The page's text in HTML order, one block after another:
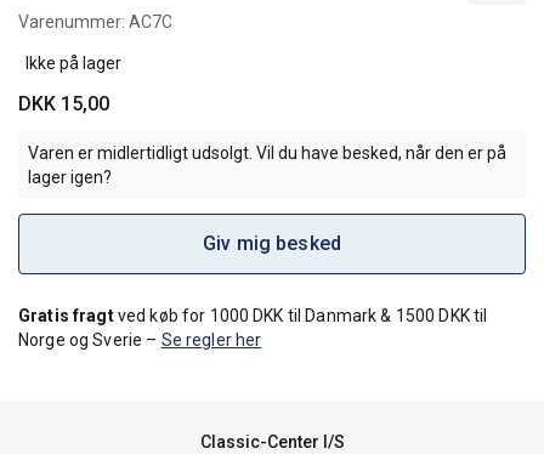
Varenummer: AC7C
Ikke på lager
DKK 15,00
Varen er midlertidligt udsolgt. Vil du have besked, når den er på
lager igen?
Giv mig besked
Gratis fragtved køb for 1000 DKK til Danmark & 1500 DKK til
Norge og Sverie – Se regler her
Classic-Center I/S